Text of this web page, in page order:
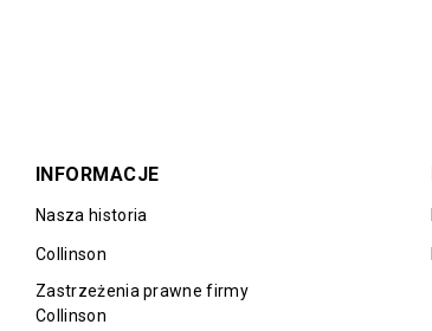
INFORMACJE
Nasza historia
Collinson
Zastrzeżenia prawne firmy
Collinson